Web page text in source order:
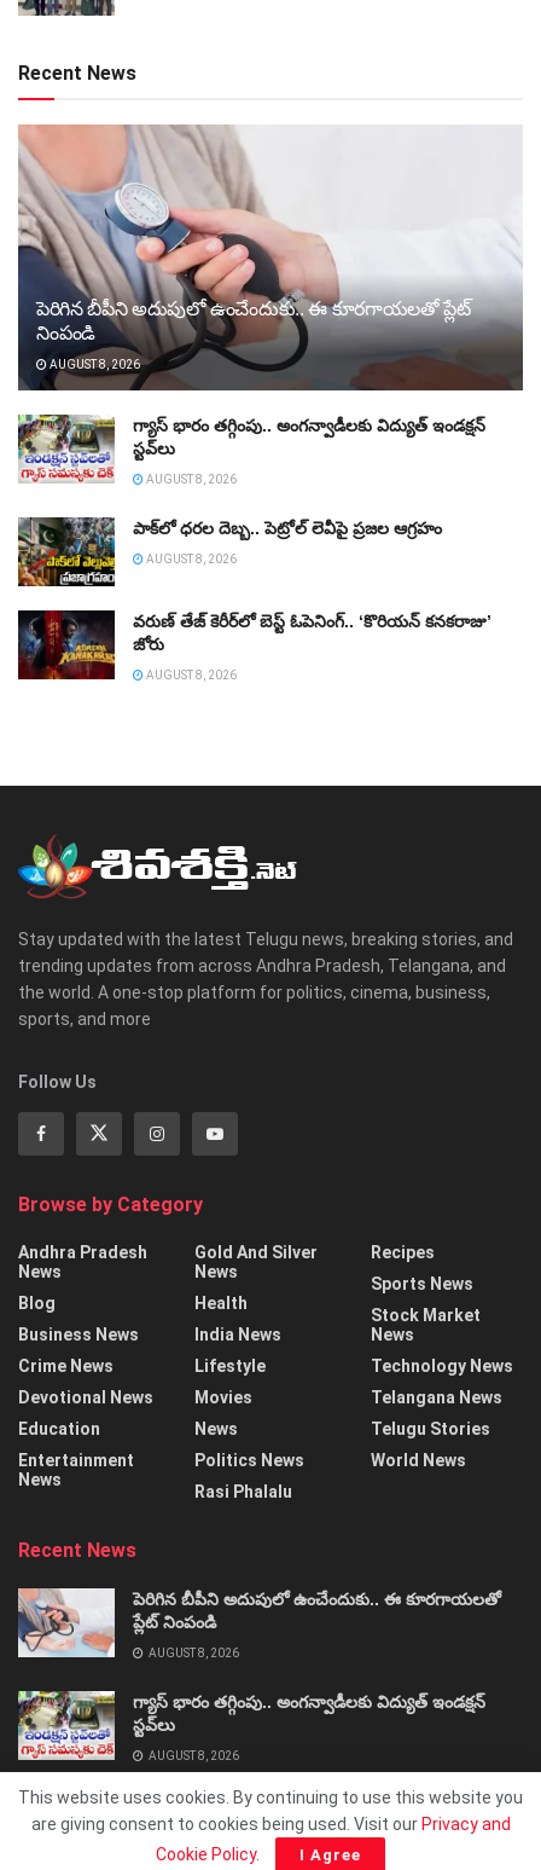
Recent News
పెరిగిన బీపీని అదుపులో ఉంచేందుకు.. ఈ కూరగాయలతో ప్లేట్‌
నింపండి
AUGUST 8, 2026
గ్యాస్‌ భారం తగ్గింపు.. అంగన్వాడీలకు విద్యుత్‌ ఇండక్షన్‌
స్టవ్‌లు
AUGUST 8, 2026
పాక్‌లో ధరల దెబ్బ.. పెట్రోల్‌ లెవీపై ప్రజల ఆగ్రహం
AUGUST 8, 2026
వరుణ్‌ తేజ్‌ కెరీర్‌లో బెస్ట్‌ ఓపెనింగ్‌.. ‘కొరియన్‌ కనకరాజు’
జోరు
AUGUST 8, 2026
Stay updated with the latest Telugu news, breaking stories, and
trending updates from across Andhra Pradesh, Telangana, and
the world. A one-stop platform for politics, cinema, business,
sports, and more
Follow Us
Browse by Category
Andhra Pradesh
News
Blog
Business News
Crime News
Devotional News
Education
Entertainment
News
Gold And Silver
News
Health
India News
Lifestyle
Movies
News
Politics News
Rasi Phalalu
Recipes
Sports News
Stock Market
News
Technology News
Telangana News
Telugu Stories
World News
Recent News
పెరిగిన బీపీని అదుపులో ఉంచేందుకు.. ఈ కూరగాయలతో
ప్లేట్‌ నింపండి
AUGUST 8, 2026
గ్యాస్‌ భారం తగ్గింపు.. అంగన్వాడీలకు విద్యుత్‌ ఇండక్షన్‌
స్టవ్‌లు
AUGUST 8, 2026
This website uses cookies. By continuing to use this website you
are giving consent to cookies being used. Visit our Privacy and
Cookie Policy. I Agree